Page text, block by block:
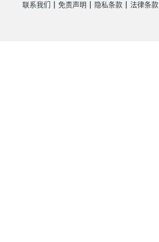
联系我们 免责声明 隐私条款 法律条款